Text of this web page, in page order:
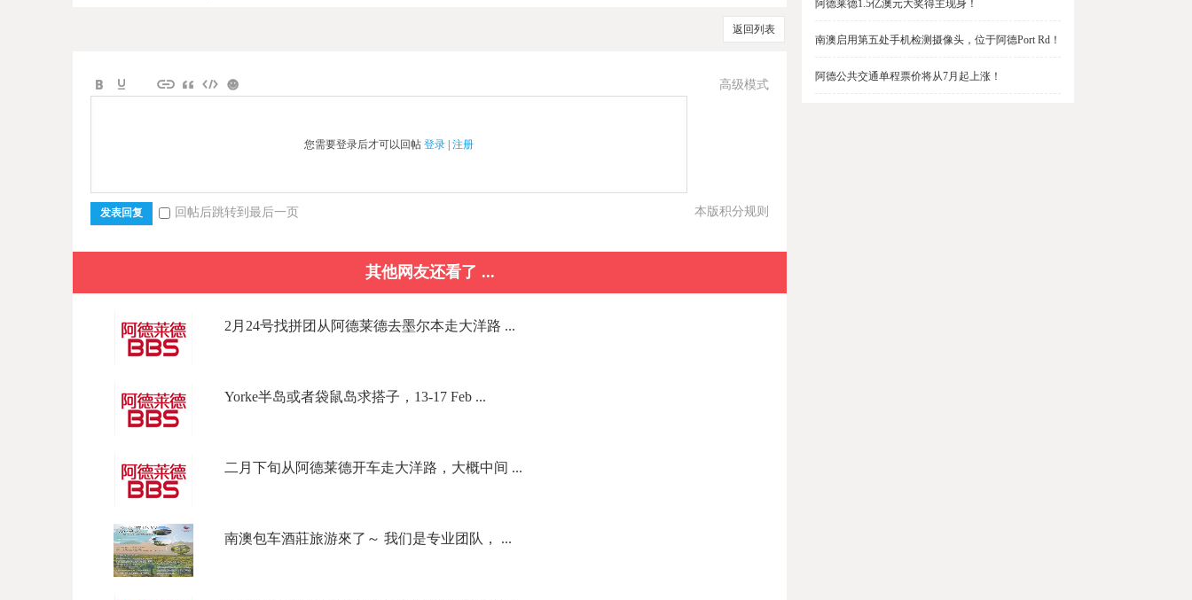
返回列表
高级模式
您需要登录后才可以回帖 登录 | 注册
本版积分规则
发表回复 回帖后跳转到最后一页
其他网友还看了 ...
2月24号找拼团从阿德莱德去墨尔本走大洋路 ...
Yorke半岛或者袋鼠岛求搭子，13-17 Feb ...
二月下旬从阿德莱德开车走大洋路，大概中间 ...
南澳包车酒莊旅游來了～ 我们是专业团队， ...
阿德莱德1.5亿澳元大奖得主现身！
南澳启用第五处手机检测摄像头，位于阿德Port Rd！
阿德公共交通单程票价将从7月起上涨！